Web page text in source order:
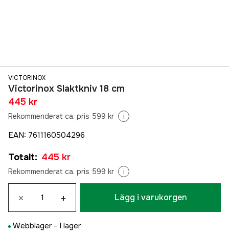
VICTORINOX
Victorinox Slaktkniv 18 cm
445 kr
Rekommenderat ca. pris 599 kr i
EAN: 7611160504296
Totalt: 445 kr
Rekommenderat ca. pris 599 kr i
× + Lägg i varukorgen
Webblager - I lager